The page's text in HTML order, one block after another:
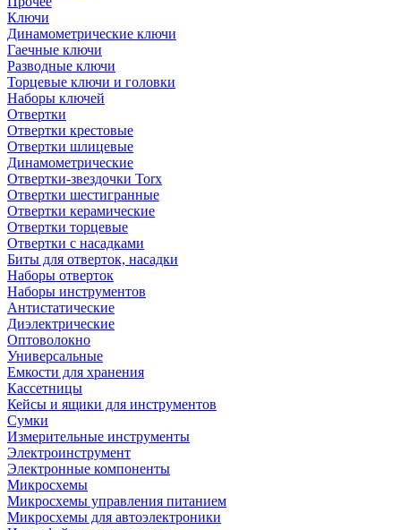
Ключи
Динамометрические ключи
Гаечные ключи
Разводные ключи
Торцевые ключи и головки
Наборы ключей
Отвертки
Отвертки крестовые
Отвертки шлицевые
Динамометрические
Отвертки-звездочки Torx
Отвертки шестигранные
Отвертки керамические
Отвертки торцевые
Отвертки с насадками
Биты для отверток, насадки
Наборы отверток
Наборы инструментов
Антистатические
Диэлектрические
Оптоволокно
Универсальные
Емкости для хранения
Кассетницы
Кейсы и ящики для инструментов
Сумки
Измерительные инструменты
Электроинструмент
Электронные компоненты
Микросхемы
Микросхемы управления питанием
Микросхемы для автоэлектроники